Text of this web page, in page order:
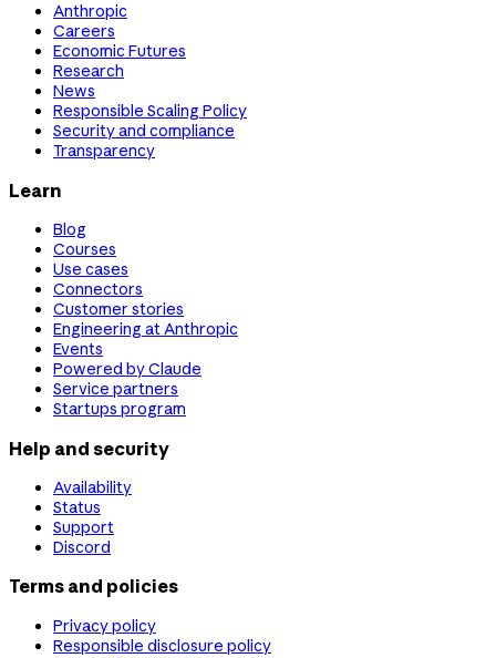
Anthropic
Careers
Economic Futures
Research
News
Responsible Scaling Policy
Security and compliance
Transparency
Learn
Blog
Courses
Use cases
Connectors
Customer stories
Engineering at Anthropic
Events
Powered by Claude
Service partners
Startups program
Help and security
Availability
Status
Support
Discord
Terms and policies
Privacy policy
Responsible disclosure policy